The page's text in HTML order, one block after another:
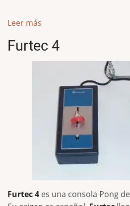
Leer más
Furtec 4
Furtec 4 es una consola Pong